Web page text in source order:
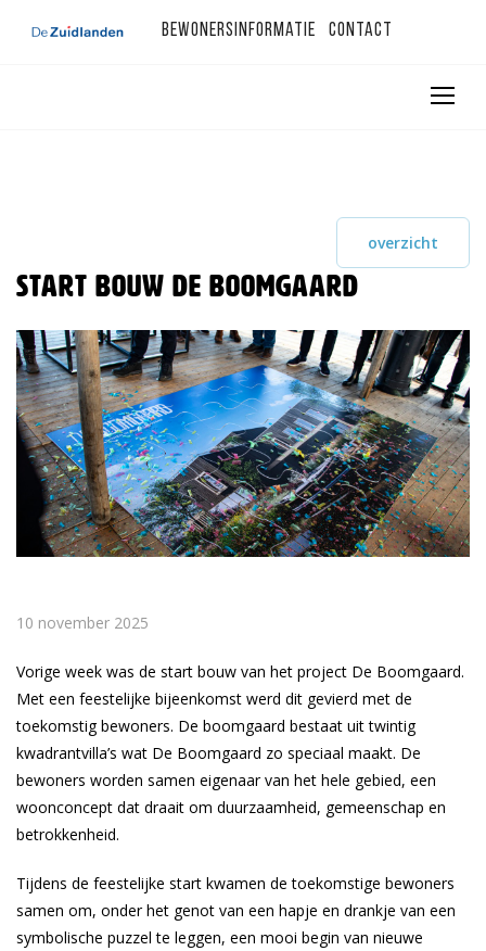
Bewonersinformatie Contact
overzicht
Start bouw De Boomgaard
10 november 2025
Vorige week was de start bouw van het project De Boomgaard.
Met een feestelijke bijeenkomst werd dit gevierd met de
toekomstig bewoners. De boomgaard bestaat uit twintig
kwadrantvilla’s wat De Boomgaard zo speciaal maakt. De
bewoners worden samen eigenaar van het hele gebied, een
woonconcept dat draait om duurzaamheid, gemeenschap en
betrokkenheid.
Tijdens de feestelijke start kwamen de toekomstige bewoners
samen om, onder het genot van een hapje en drankje van een
symbolische puzzel te leggen, een mooi begin van nieuwe